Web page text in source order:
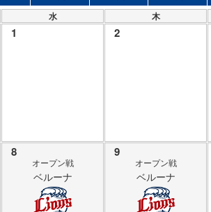
水 木
1 2
8
オープン戦
ベルーナ
9
オープン戦
ベルーナ